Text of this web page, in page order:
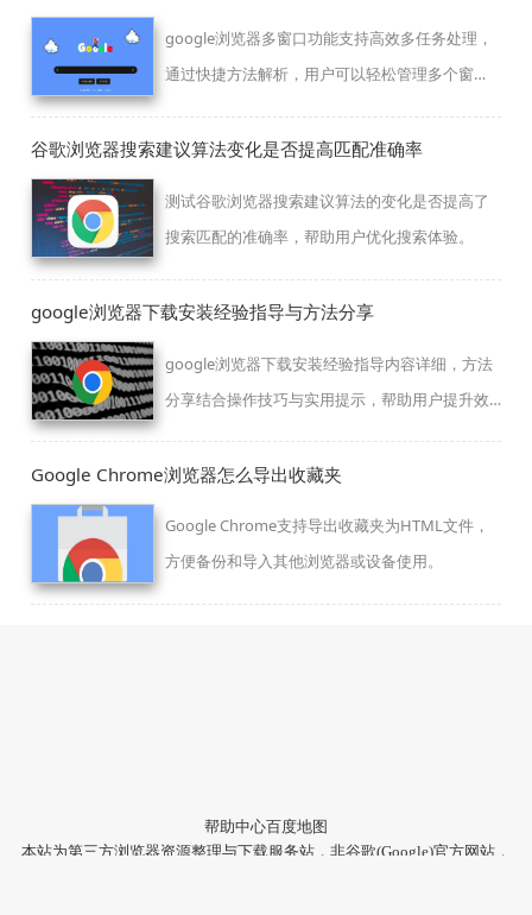
google浏览器多窗口功能支持高效多任务处理，
通过快捷方法解析，用户可以轻松管理多个窗
谷歌浏览器搜索建议算法变化是否提高匹配准确率
测试谷歌浏览器搜索建议算法的变化是否提高了
搜索匹配的准确率，帮助用户优化搜索体验。
google浏览器下载安装经验指导与方法分享
google浏览器下载安装经验指导内容详细，方法
分享结合操作技巧与实用提示，帮助用户提升效
Google Chrome浏览器怎么导出收藏夹
Google Chrome支持导出收藏夹为HTML文件，
方便备份和导入其他浏览器或设备使用。
帮助中心百度地图
本站为第三方浏览器资源整理与下载服务站，非谷歌(Google)官方网站，